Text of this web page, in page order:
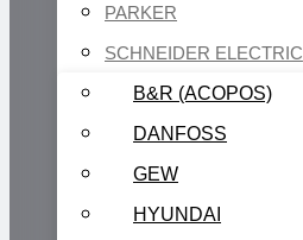
PARKER
SCHNEIDER ELECTRIC
B&R (ACOPOS)
DANFOSS
GEW
HYUNDAI